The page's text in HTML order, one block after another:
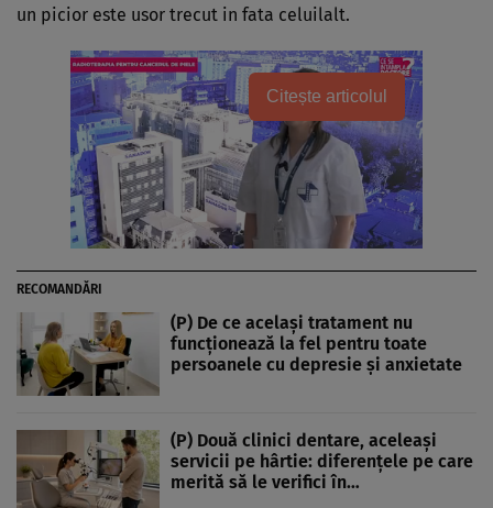
un picior este usor trecut in fata celuilalt.
Citește articolul
RECOMANDĂRI
(P) De ce același tratament nu
funcționează la fel pentru toate
persoanele cu depresie și anxietate
(P) Două clinici dentare, aceleași
servicii pe hârtie: diferențele pe care
merită să le verifici în…